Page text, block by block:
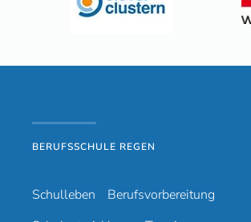
BERUFSSCHULE REGEN
Schulleben
Berufsvorbereitung